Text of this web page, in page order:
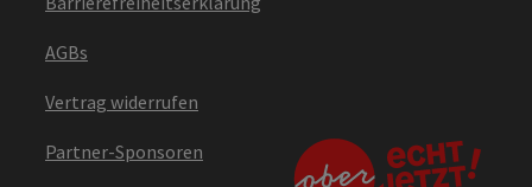
AGBs
Vertrag widerrufen
Partner-Sponsoren